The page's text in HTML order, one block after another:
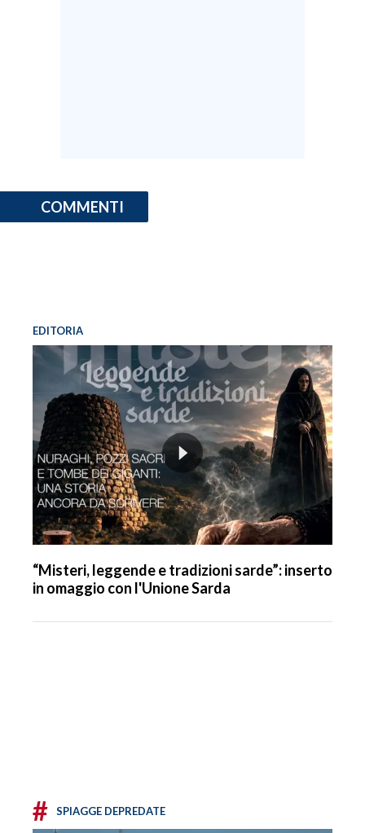
COMMENTI
EDITORIA
“Misteri, leggende e tradizioni sarde”: inserto
in omaggio con l'Unione Sarda
# SPIAGGE DEPREDATE